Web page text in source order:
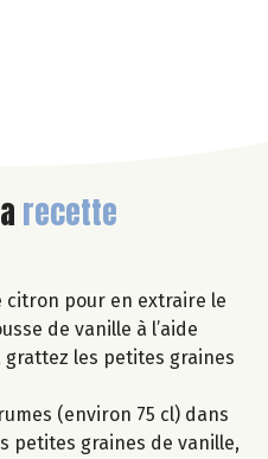
recette
citron pour en extraire le
de vanille à l’aide
grattez les petites graines
(environ 75 cl) dans
petites graines de vanille,